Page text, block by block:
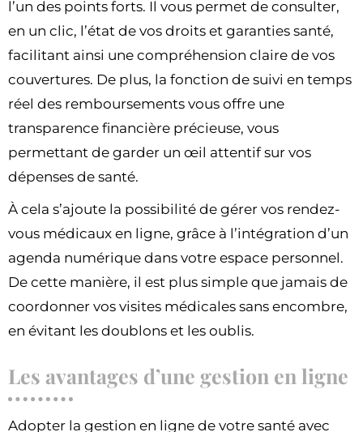
l’un des points forts. Il vous permet de consulter,
en un clic, l’état de vos droits et garanties santé,
facilitant ainsi une compréhension claire de vos
couvertures. De plus, la fonction de suivi en temps
réel des remboursements vous offre une
transparence financière précieuse, vous
permettant de garder un œil attentif sur vos
dépenses de santé.
À cela s’ajoute la possibilité de gérer vos rendez-
vous médicaux en ligne, grâce à l’intégration d’un
agenda numérique dans votre espace personnel.
De cette manière, il est plus simple que jamais de
coordonner vos visites médicales sans encombre,
en évitant les doublons et les oublis.
Les avantages d’une gestion en ligne
Adopter la gestion en ligne de votre santé avec